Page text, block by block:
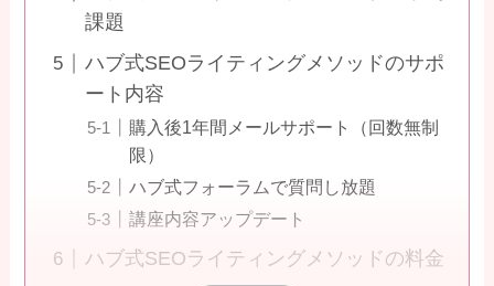
課題
ハブ式SEOライティングメソッドのサポ
ート内容
購入後1年間メールサポート（回数無制
限）
ハブ式フォーラムで質問し放題
講座内容アップデート
ハブ式SEOライティングメソッドの料金